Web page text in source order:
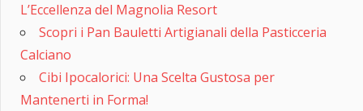
L’Eccellenza del Magnolia Resort
Scopri i Pan Bauletti Artigianali della Pasticceria
Calciano
Cibi Ipocalorici: Una Scelta Gustosa per
Mantenerti in Forma!